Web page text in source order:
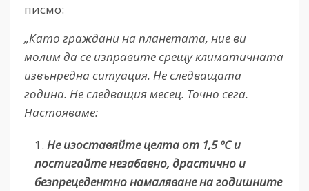
писмо:
„Като граждани на планетата, ние ви
молим да се изправите срещу климатичната
извънредна ситуация. Не следващата
година. Не следващия месец. Точно сега.
Настояваме:
Не изоставяйте целта от 1,5 ºC и
постигайте незабавно, драстично и
безпрецедентно намаляване на годишните